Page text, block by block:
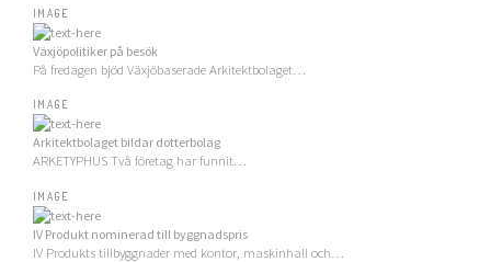
IMAGE
Växjöpolitiker på besök
På fredagen bjöd Växjöbaserade Arkitektbolaget…
IMAGE
Arkitektbolaget bildar dotterbolag
ARKETYPHUS Två företag har funnit…
IMAGE
IV Produkt nominerad till byggnadspris
IV Produkts tillbyggnader med kontor, maskinhall och…